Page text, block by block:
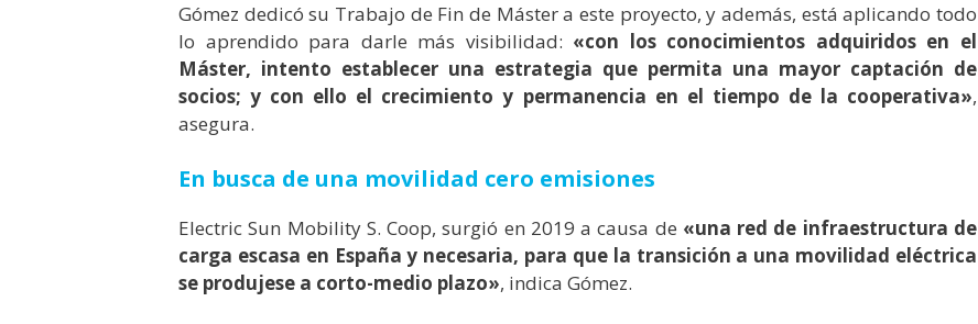
Gómez dedicó su Trabajo de Fin de Máster a este proyecto, y además, está aplicando todo
lo aprendido para darle más visibilidad: «con los conocimientos adquiridos en el
Máster, intento establecer una estrategia que permita una mayor captación de
socios; y con ello el crecimiento y permanencia en el tiempo de la cooperativa»,
asegura.
En busca de una movilidad cero emisiones
Electric Sun Mobility S. Coop, surgió en 2019 a causa de «una red de infraestructura de
carga escasa en España y necesaria, para que la transición a una movilidad eléctrica
se produjese a corto-medio plazo», indica Gómez.